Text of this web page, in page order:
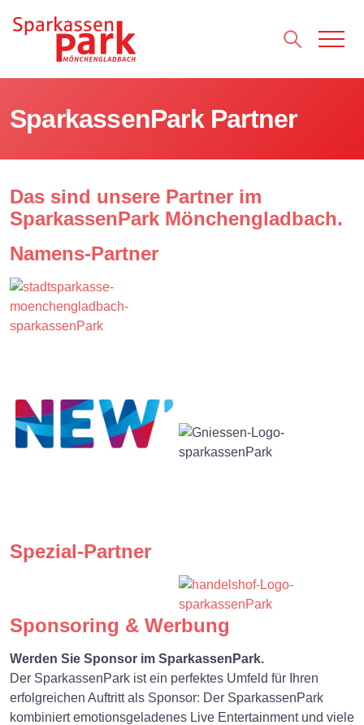
SparkassenPark Partner
Das sind unsere Partner im
SparkassenPark Mönchengladbach.
Namens-Partner
Premium-Partner
Spezial-Partner
Sponsoring & Werbung
Werden Sie Sponsor im SparkassenPark.
Der SparkassenPark ist ein perfektes Umfeld für Ihren
erfolgreichen Auftritt als Sponsor: Der SparkassenPark
kombiniert emotionsgeladenes Live Entertainment und viele